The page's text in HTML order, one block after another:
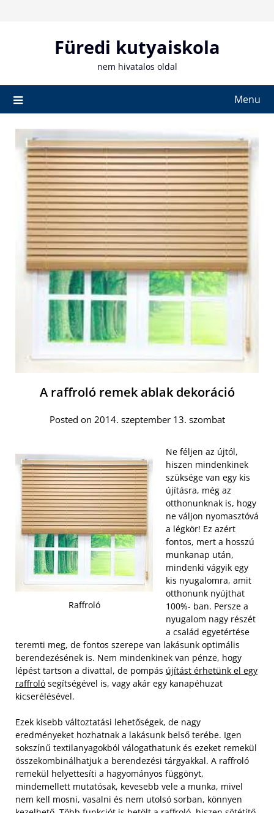
Füredi kutyaiskola
nem hivatalos oldal
Menu
A raffroló remek ablak dekoráció
Posted on 2014. szeptember 13. szombat
Raffroló
Ne féljen az újtól,
hiszen mindenkinek
szüksége van egy kis
újításra, még az
otthonunknak is, hogy
ne váljon nyomasztóvá
a légkör! Ez azért
fontos, mert a hosszú
munkanap után,
mindenki vágyik egy
kis nyugalomra, amit
otthonunk nyújthat
100%- ban. Persze a
nyugalom nagy részét
a család egyetértése
teremti meg, de fontos szerepe van lakásunk optimális
berendezésének is. Nem mindenkinek van pénze, hogy
lépést tartson a divattal, de pompás újítást érhetünk el egy
raffroló segítségével is, vagy akár egy kanapéhuzat
kicserélésével.
Ezek kisebb változtatási lehetőségek, de nagy
eredményeket hozhatnak a lakásunk belső terébe. Igen
sokszínű textilanyagokból válogathatunk és ezeket remekül
összekombinálhatjuk a berendezési tárgyakkal. A raffroló
remekül helyettesíti a hagyományos függönyt,
mindemellett mutatósak, kevesebb vele a munka, mivel
nem kell mosni, vasalni és nem utolsó sorban, könnyen